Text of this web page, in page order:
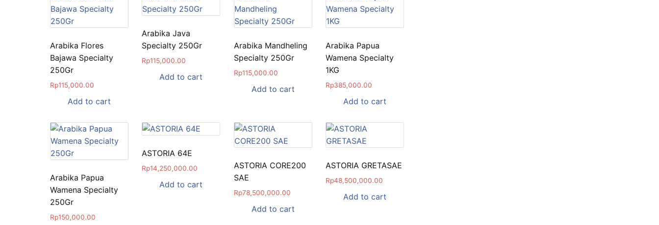
Arabika Flores
Bajawa Specialty
250Gr
Rp115,000.00
Add to cart
Arabika Java
Specialty 250Gr
Rp115,000.00
Add to cart
Arabika Mandheling
Specialty 250Gr
Rp115,000.00
Add to cart
Arabika Papua
Wamena Specialty
1KG
Rp385,000.00
Add to cart
Arabika Papua
Wamena Specialty
250Gr
Rp150,000.00
ASTORIA 64E
Rp14,250,000.00
Add to cart
ASTORIA CORE200
SAE
Rp78,500,000.00
Add to cart
ASTORIA GRETASAE
Rp48,500,000.00
Add to cart